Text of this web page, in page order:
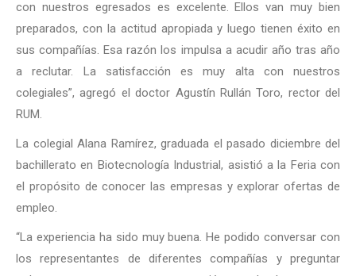
con nuestros egresados es excelente. Ellos van muy bien
preparados, con la actitud apropiada y luego tienen éxito en
sus compañías. Esa razón los impulsa a acudir año tras año
a reclutar. La satisfacción es muy alta con nuestros
colegiales”, agregó el doctor Agustín Rullán Toro, rector del
RUM.
La colegial Alana Ramírez, graduada el pasado diciembre del
bachillerato en Biotecnología Industrial, asistió a la Feria con
el propósito de conocer las empresas y explorar ofertas de
empleo.
“La experiencia ha sido muy buena. He podido conversar con
los representantes de diferentes compañías y preguntar